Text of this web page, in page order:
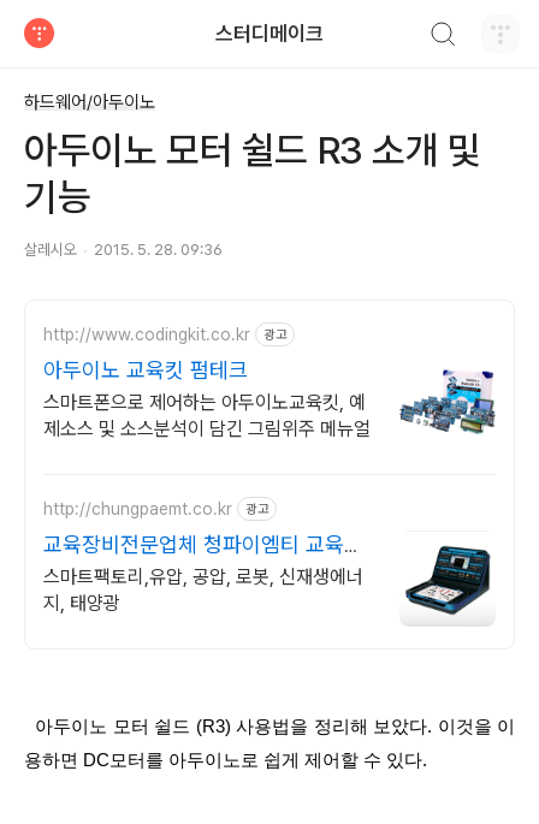
스터디메이크
하드웨어/아두이노
아두이노 모터 쉴드 R3 소개 및
기능
살레시오 2015. 5. 28. 09:36
http://www.codingkit.co.kr 광고
아두이노 교육킷 펌테크
스마트폰으로 제어하는 아두이노교육킷, 예
제소스 및 소스분석이 담긴 그림위주 메뉴얼
http://chungpaemt.co.kr 광고
교육장비전문업체 청파이엠티 교육장
비 잘 만드는 업체
스마트팩토리,유압, 공압, 로봇, 신재생에너
지, 태양광
용하면 DC모터를 아두이노로 쉽게 제어할 수 있다.